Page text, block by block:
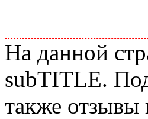
На данной
subTITLE.
также